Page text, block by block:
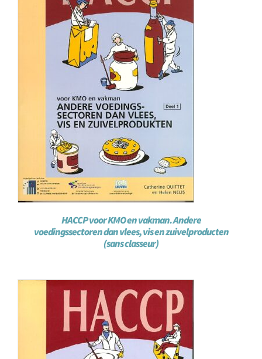
HACCP voor KMO en vakman. Andere
voedingssectoren dan vlees, vis en zuivelproducten
(sans classeur)